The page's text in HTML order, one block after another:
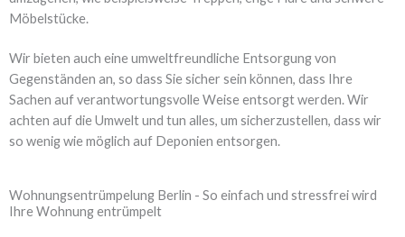
Möbelstücke.
Wir bieten auch eine umweltfreundliche Entsorgung von
Gegenständen an, so dass Sie sicher sein können, dass Ihre
Sachen auf verantwortungsvolle Weise entsorgt werden. Wir
achten auf die Umwelt und tun alles, um sicherzustellen, dass wir
so wenig wie möglich auf Deponien entsorgen.
Wohnungsentrümpelung Berlin - So einfach und stressfrei wird
Ihre Wohnung entrümpelt